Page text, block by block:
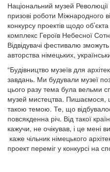
Національний музей Революції
призові роботи Міжнародного
конкурсу проектів щодо
комплекс Героїв Небесної
Відвідувачі фестивалю
авторства німецьких,
“Будівництво музеїв для
завдань. Ми будували музеї
цього разу тема була вельми
музей мистецтва.
такою темою. Те, що
повсякденна річ. Від такої
кажучи, не очікував, і це мені
каже чільник німецького
проект переміг у конкурсі на